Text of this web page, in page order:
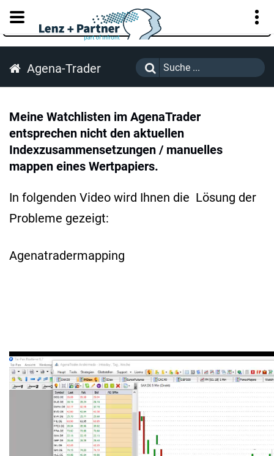
KUNDENPORTAL
Agena-Trader
Meine Watchlisten im AgenaTrader
entsprechen nicht den aktuellen
Indexzusammensetzungen / manuelles
mappen eines Wertpapiers.
In folgenden Video wird Ihnen die Lösung der
Probleme gezeigt:
Agenatradermapping